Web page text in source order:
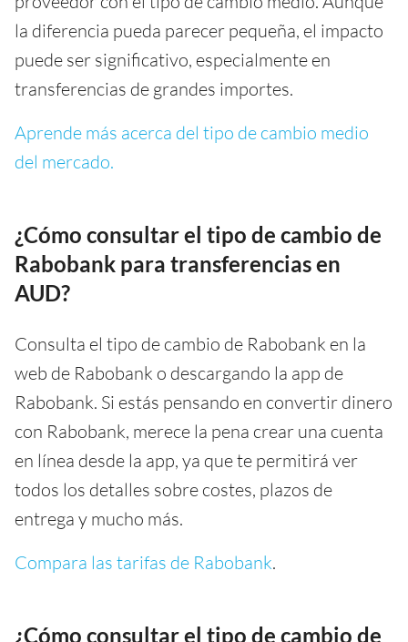
la diferencia pueda parecer pequeña, el impacto
puede ser significativo, especialmente en
transferencias de grandes importes.
Aprende más acerca del tipo de cambio medio
del mercado.
¿Cómo consultar el tipo de cambio de
Rabobank para transferencias en
AUD?
Consulta el tipo de cambio de Rabobank en la
web de Rabobank o descargando la app de
Rabobank. Si estás pensando en convertir dinero
con Rabobank, merece la pena crear una cuenta
en línea desde la app, ya que te permitirá ver
todos los detalles sobre costes, plazos de
entrega y mucho más.
Compara las tarifas de Rabobank.
¿Cómo consultar el tipo de cambio de